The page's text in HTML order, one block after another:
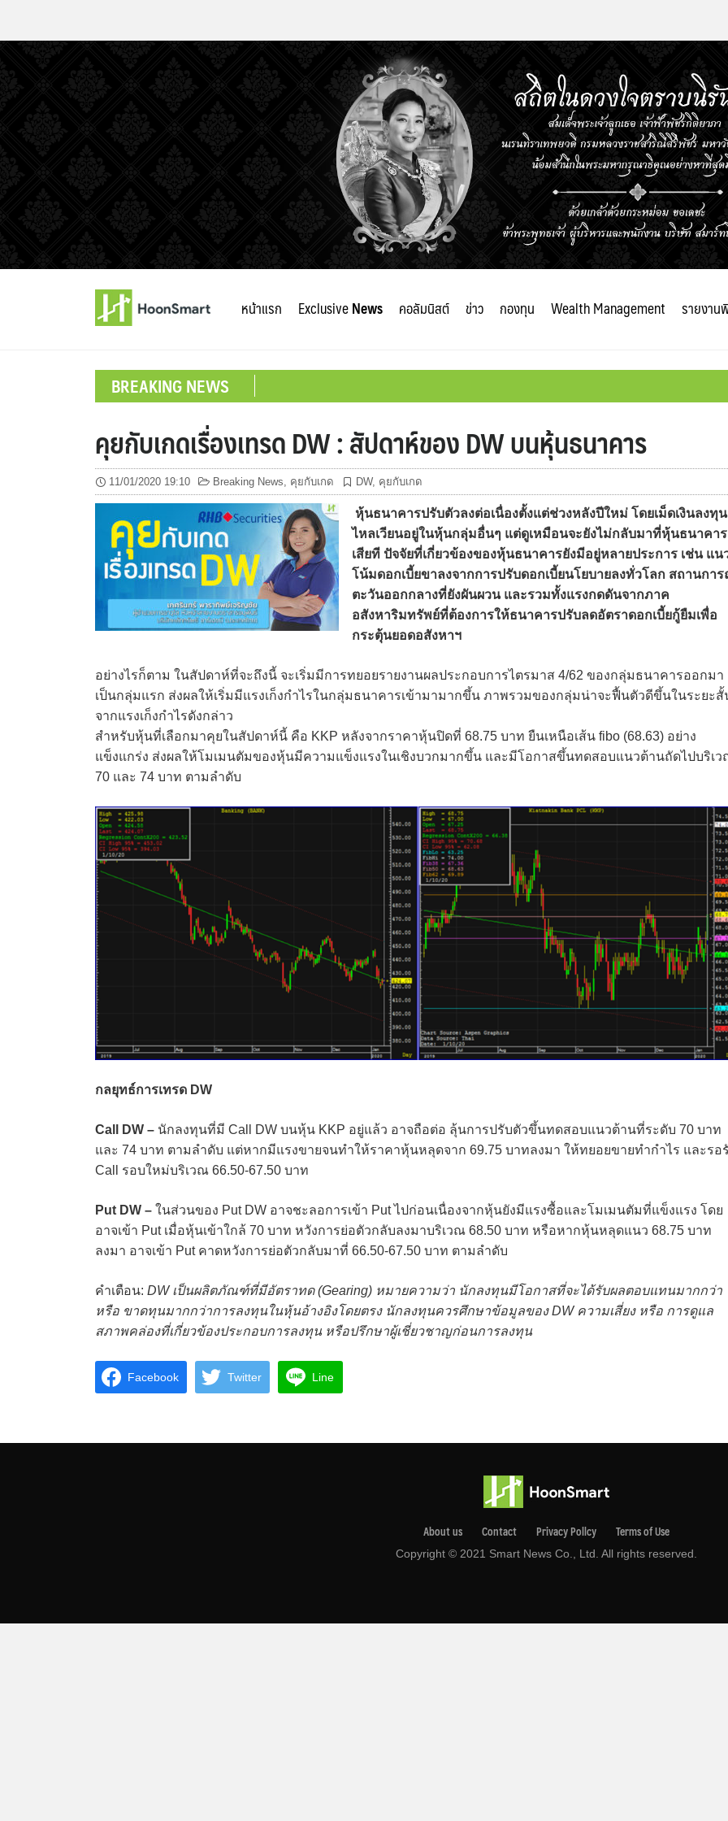
หน้าแรก ExclusiveNews คอลัมนิสต์ ข่าว กองทุน Wealth Management รายงาน
BREAKING NEWS
คุยกับเกดเรื่องเทรด DW : สัปดาห์ของ DW บนหุ้นธนาคาร
11/01/2020 19:10 Breaking News, คุยกับเกด DW, คุยกับเกด
หุ้นธนาคารปรับตัวลงต่อเนื่องตั้งแต่ช่วงหลังปีใหม่ โดยเม็ดเงินลงทุน
ไหลเวียนอยู่ในหุ้นกลุ่มอื่นๆ แต่ดูเหมือนจะยังไม่กลับมาที่หุ้นธนาคาร
เสียที ปัจจัยที่เกี่ยวข้องของหุ้นธนาคารยังมีอยู่หลายประการ เช่น แน
โน้มดอกเบี้ยขาลงจากการปรับดอกเบี้ยนโยบายลงทั่วโลก สถานกา
ตะวันออกกลางที่ยังผันผวน และรวมทั้งแรงกดดันจากภาค
อสังหาริมทรัพย์ที่ต้องการให้ธนาคารปรับลดอัตราดอกเบี้ยกู้ยืมเพื่อ
กระตุ้นยอดอสังหาฯ
อย่างไรก็ตาม ในสัปดาห์ที่จะถึงนี้ จะเริ่มมีการทยอยรายงานผลประกอบการไตรมาส 4/62 ของกลุ่มธนาคารออกมา
เป็นกลุ่มแรก ส่งผลให้เริ่มมีแรงเก็งกำไรในกลุ่มธนาคารเข้ามามากขึ้น ภาพรวมของกลุ่มน่าจะฟื้นตัวดีขึ้นในระยะสั้
จากแรงเก็งกำไรดังกล่าว
สำหรับหุ้นที่เลือกมาคุยในสัปดาห์นี้ คือ KKP หลังจากราคาหุ้นปิดที่ 68.75 บาท ยืนเหนือเส้น fibo (68.63) อย่าง
แข็งแกร่ง ส่งผลให้โมเมนตัมของหุ้นมีความแข็งแรงในเชิงบวกมากขึ้น และมีโอกาสขึ้นทดสอบแนวต้านถัดไปบริเ
70 และ 74 บาท ตามลำดับ
กลยุทธ์การเทรด DW
Call DW – นักลงทุนที่มี Call DW บนหุ้น KKP อยู่แล้ว อาจถือต่อ ลุ้นการปรับตัวขึ้นทดสอบแนวต้านที่ระดับ 70 บาท
และ 74 บาท ตามลำดับ แต่หากมีแรงขายจนทำให้ราคาหุ้นหลุดจาก 69.75 บาทลงมา ให้ทยอยขายทำกำไร และรอ
Call รอบใหม่บริเวณ 66.50-67.50 บาท
Put DW – ในส่วนของ Put DW อาจชะลอการเข้า Put ไปก่อนเนื่องจากหุ้นยังมีแรงซื้อและโมเมนตัมที่แข็งแรง โดย
อาจเข้า Put เมื่อหุ้นเข้าใกล้ 70 บาท หวังการย่อตัวกลับลงมาบริเวณ 68.50 บาท หรือหากหุ้นหลุดแนว 68.75 บาท
ลงมา อาจเข้า Put คาดหวังการย่อตัวกลับมาที่ 66.50-67.50 บาท ตามลำดับ
คำเตือน: DW เป็นผลิตภัณฑ์ที่มีอัตราทด (Gearing) หมายความว่า นักลงทุนมีโอกาสที่จะได้รับผลตอบแทนมากกว่า
หรือ ขาดทุนมากกว่าการลงทุนในหุ้นอ้างอิงโดยตรง นักลงทุนควรศึกษาข้อมูลของ DW ความเสี่ยง หรือ การดูแล
สภาพคล่องที่เกี่ยวข้องประกอบการลงทุน หรือปรึกษาผู้เชี่ยวชาญก่อนการลงทุน
Facebook Twitter Line
About us Contact Privacy Pollcy Terms of Use
Copyright © 2021 Smart News Co., Ltd. All rights reserved.